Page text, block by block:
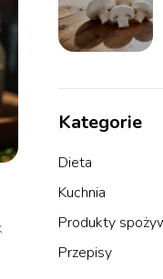
Kategorie
Dieta
Kuchnia
Produkty
Przepisy